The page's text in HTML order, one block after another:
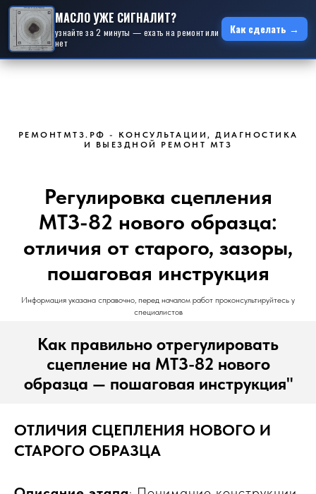
МАСЛО УЖЕ СИГНАЛИТ?
узнайте за 2 минуты — ехать на ремонт или
нет
Как сделать →
РЕМОНТМТЗ.РФ - КОНСУЛЬТАЦИИ, ДИАГНОСТИКА
И ВЫЕЗДНОЙ РЕМОНТ МТЗ
Регулировка сцепления
МТЗ-82 нового образца:
отличия от старого, зазоры,
пошаговая инструкция
Информация указана справочно, перед началом работ проконсультируйтесь у
специалистов
Как правильно отрегулировать
сцепление на МТЗ-82 нового
образца — пошаговая инструкция"
ОТЛИЧИЯ СЦЕПЛЕНИЯ НОВОГО И
СТАРОГО ОБРАЗЦА